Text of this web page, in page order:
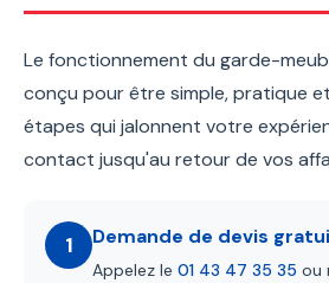
Le fonctionnement du garde-
conçu pour être simple, pratique
étapes qui jalonnent votre
contact jusqu'au retour de vos
1 Demande de devis
Appelez le 01 43 47 35 35 ou